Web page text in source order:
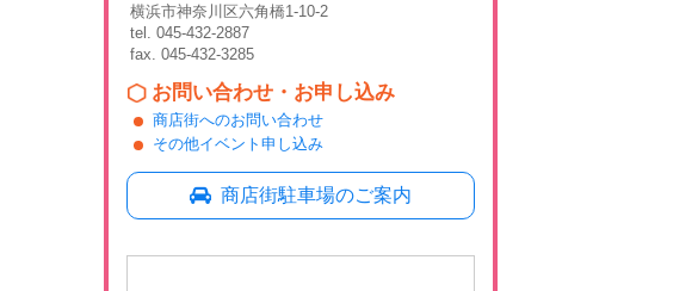
横浜市神奈川区六角橋1-10-2
tel. 045-432-2887
fax. 045-432-3285
お問い合わせ・お申し込み
商店街へのお問い合わせ
その他イベント申し込み
商店街駐車場のご案内